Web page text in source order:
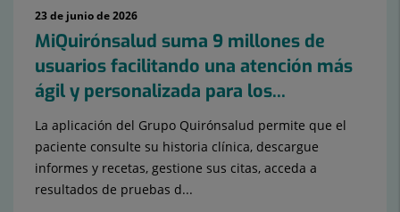
23 de junio de 2026
MiQuirónsalud suma 9 millones de
usuarios facilitando una atención más
ágil y personalizada para los...
La aplicación del Grupo Quirónsalud permite que el
paciente consulte su historia clínica, descargue
informes y recetas, gestione sus citas, acceda a
resultados de pruebas d...